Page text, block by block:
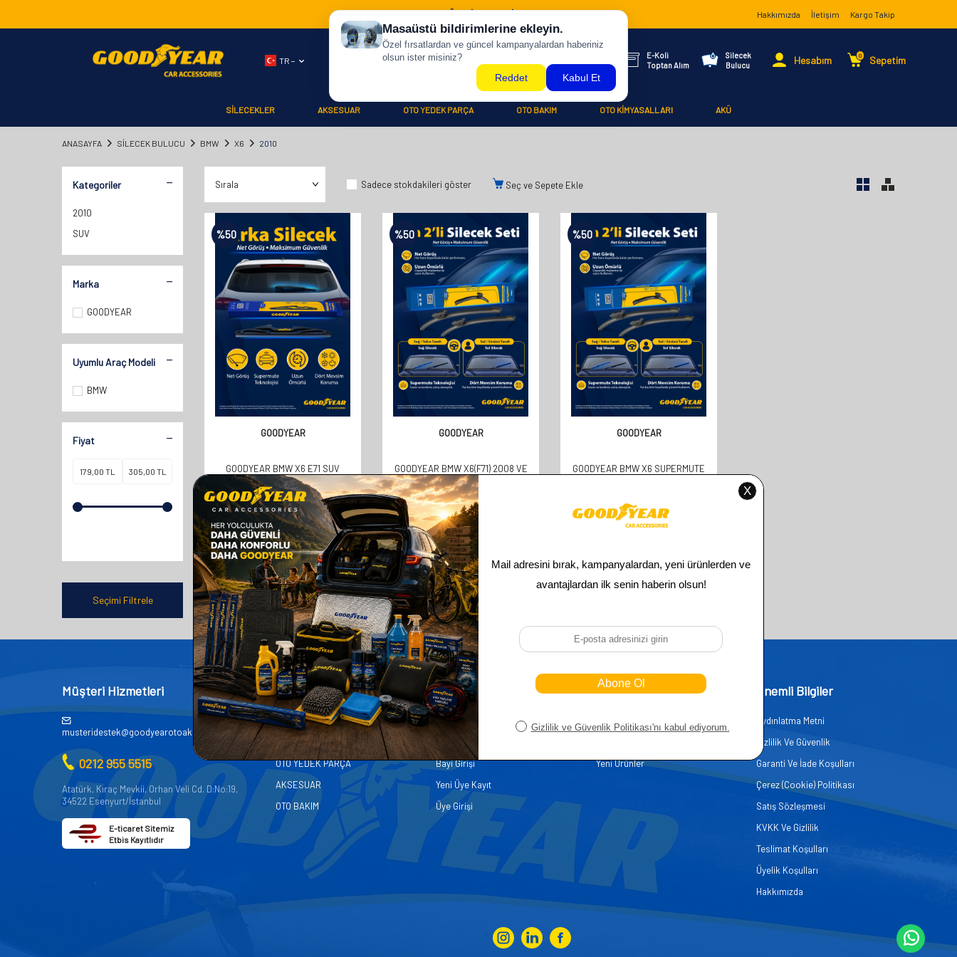
500 TL ÜZERİ KARGO BİZDEN ! Hakkımızda İletişim Kargo Takip
TR −
E-Koli
Toptan Alım
Silecek
Bulucu
Hesabım 0 Sepetim
SİLECEKLER AKSESUAR OTO YEDEK PARÇA OTO BAKIM OTO KİMYASALLARI AKÜ
ANASAYFA SILECEK BULUCU BMW X6 2010
Kategoriler
2010
SUV
Marka
GOODYEAR
Uyumlu Araç Modeli
BMW
Fiyat
Seçimi Filtrele
Sadece stokdakileri göster Seç ve Sepete Ekle
%50
GOODYEAR
GOODYEAR BMW X6 E71 SUV
COUPE 2008-2014 ARASI
UYUMLU ARKA SILECEK (350MM)
358,00TL
179,00TL
%50
GOODYEAR
GOODYEAR BMW X6(F71) 2008 VE
SONRASI YILLAR UYUMLU
SUPERMUTE 2'LI MUZ SILECEK
TAKIMI 600MM 480MM
610,00TL
305,00TL
%50
GOODYEAR
GOODYEAR BMW X6 SUPERMUTE
610,00TL
305,00TL
ürün bulunmaktadır.
Müşteri Hizmetleri
musteridestek@goodyearotoaksesuar.com.tr
0212 955 5515
Atatürk, Kıraç Mevkii, Orhan Veli Cd. D:No:19,
34522 Esenyurt/İstanbul
E-ticaret Sitemiz
Etbis Kayıtlıdır
Kategoriler
AKÜ
OTO KİMYASALLARI
OTO YEDEK PARÇA
AKSESUAR
OTO BAKIM
Üye
Sepetim
Bayi Kayıt
Bayi Girişi
Yeni Üye Kayıt
Üye Girişi
Hızlı Erişim
Yeni Ürünler
Önemli Bilgiler
Aydınlatma Metni
Gizlilik Ve Güvenlik
Garanti Ve İade Koşulları
Çerez (Cookie) Politikası
Satış Sözleşmesi
KVKK Ve Gizlilik
Teslimat Koşulları
Üyelik Koşulları
Hakkımızda